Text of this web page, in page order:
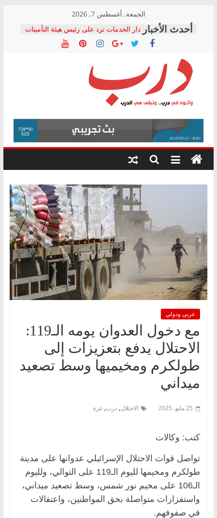
content
الجمعة, أغسطس 7, 2026
دار الخدمات ترد على رئيس هيئة التأمينات
بعد مؤتمره الصحفي: إنكار الأزمة لا ينهي
معاناة أصحاب المعاشات.. ونطالب بكشف
فرحات سليمان يكتب: القطاع الصحي إلى
أين؟
حزب التحالف الشعبي يطلق لجنة “الحق
في الصحة” بالإسكندرية لرصد الانتهاكات
ودعم المرضى
الوزاري لمدينة الصحفيين.. وانتهاء أعمال
إنشاء المبنى الإداري
المجلس القومي لحقوق الإنسان يعلن
متابعة قضية الدكتور محمد زهران.. ويؤكد:
قرينة البراءة وضمانات المحاكمة العادلة
درب
وأتوه
درب..
وتبقى
هي
عربي ودولي
مع دخول العدوان يومه الـ119:
الاحتلال يدفع بتعزيزات إلى
طولكرم ومخيميها وسط تصعيد
ميداني
25 مايو، 2025 الاحتلال, درب, غزة
كتب: وكالات
تواصل قوات الاحتلال الإسرائيلي عدوانها على مدينة
طولكرم ومخيمها لليوم الـ119 على التوالي، ولليوم
الـ106 على مخيم نور شمس، وسط تصعيد ميداني،
واستفزازات متواصلة بحق المواطنين، واعتقالات
في صفوفهم.